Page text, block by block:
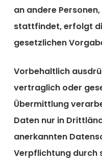
an andere
stattfindet, erfolgt
gesetzlichen
Vorbehaltlich
vertraglich oder
Übermittlung
Daten nur in
anerkannten
Verpflichtung durch